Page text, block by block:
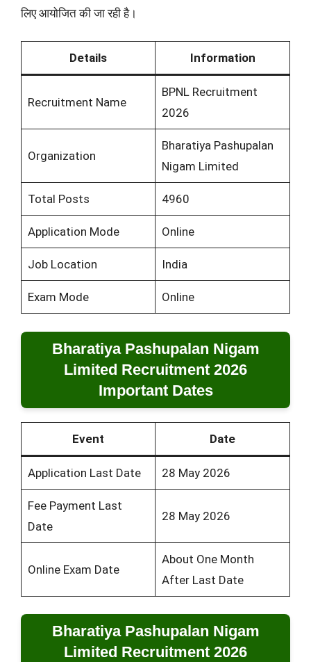
लिए आयोजित की जा रही है।
Details Information
Recruitment Name
BPNL Recruitment
2026
Organization
Bharatiya Pashupalan
Nigam Limited
Total Posts 4960
Application Mode Online
Job Location India
Exam Mode Online
Bharatiya Pashupalan Nigam
Limited Recruitment 2026
Important Dates
Event Date
Application Last Date 28 May 2026
Fee Payment Last
Date
28 May 2026
Online Exam Date
About One Month
After Last Date
Bharatiya Pashupalan Nigam
Limited Recruitment 2026